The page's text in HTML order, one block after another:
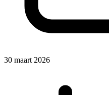
30 maart 2026